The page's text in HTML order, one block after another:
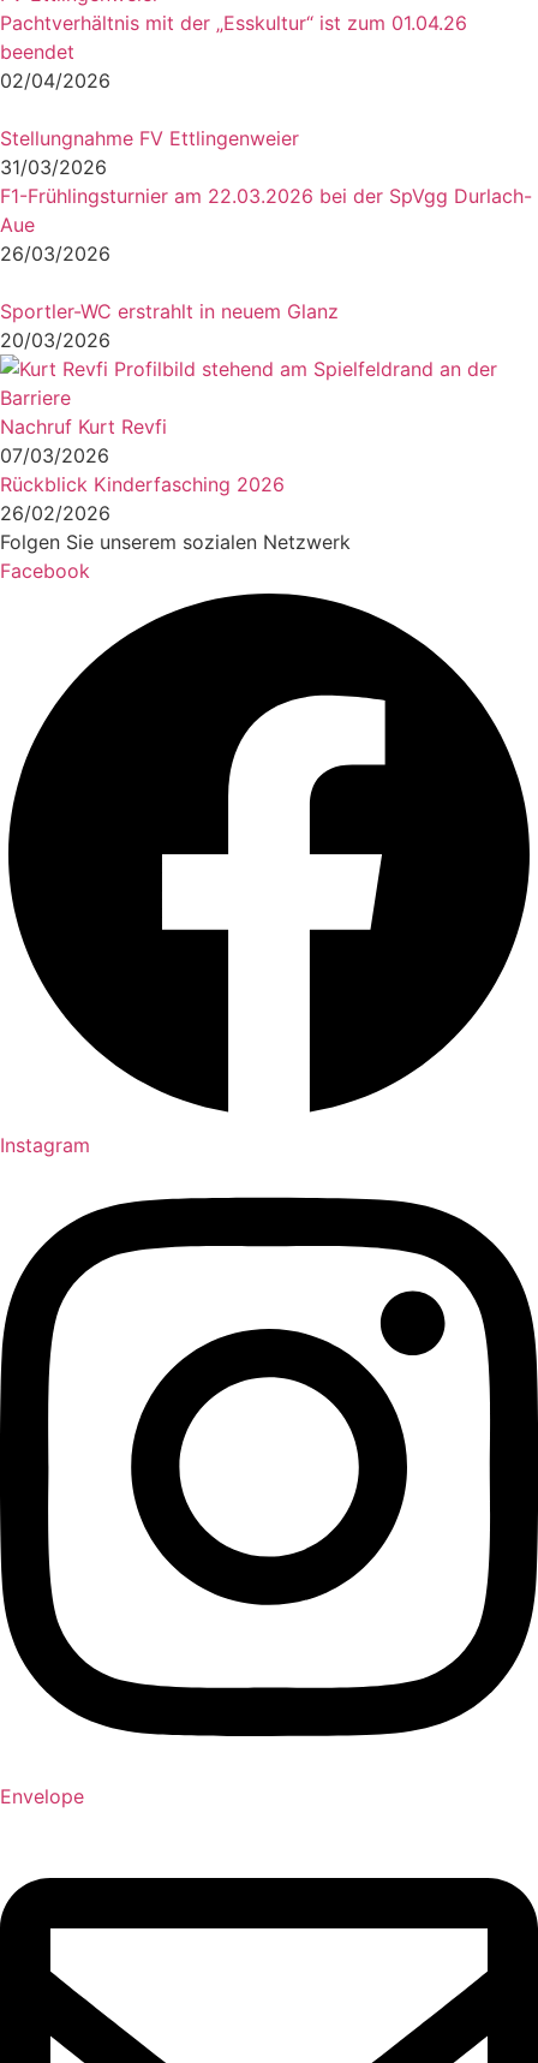
Pachtverhältnis mit der „Esskultur“ ist zum 01.04.26
beendet
02/04/2026
Stellungnahme FV Ettlingenweier
31/03/2026
F1-Frühlingsturnier am 22.03.2026 bei der SpVgg Durlach-
Aue
26/03/2026
Sportler-WC erstrahlt in neuem Glanz
20/03/2026
Nachruf Kurt Revfi
07/03/2026
Rückblick Kinderfasching 2026
26/02/2026
Folgen Sie unserem sozialen Netzwerk
Facebook
Instagram
Envelope